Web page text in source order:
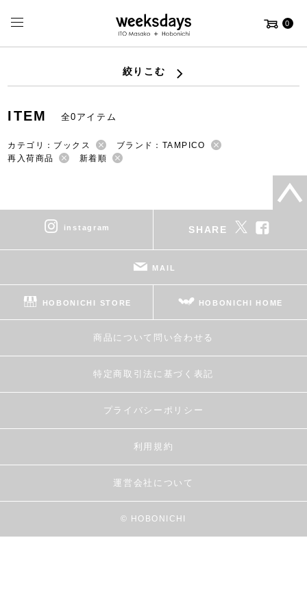
0
絞りこむ
ITEM 全0アイテム
カテゴリ：ブックス
ブランド：TAMPICO
再入荷商品
新着順
instagram SHARE
MAIL
HOBONICHI STORE HOBONICHI HOME
商品について問い合わせる
特定商取引法に基づく表記
プライバシーポリシー
利用規約
運営会社について
© HOBONICHI